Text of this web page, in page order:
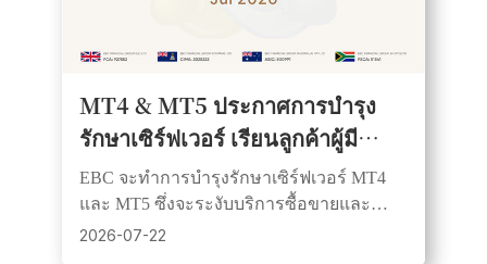
MT4 & MT5 ประกาศการบำรุง
รักษาเซิร์ฟเวอร์ เรียนลูกค้าผู้มี
อุปการคุณ | 25 กรกฎาคม 2569
EBC จะทำการบำรุงรักษาเซิร์ฟเวอร์ MT4
และ MT5 ซึ่งจะระงับบริการซื้อขายและ
กำหนดราคาชั่วคราว ระบบทั้งหมดจะกลับ
2026-07-22